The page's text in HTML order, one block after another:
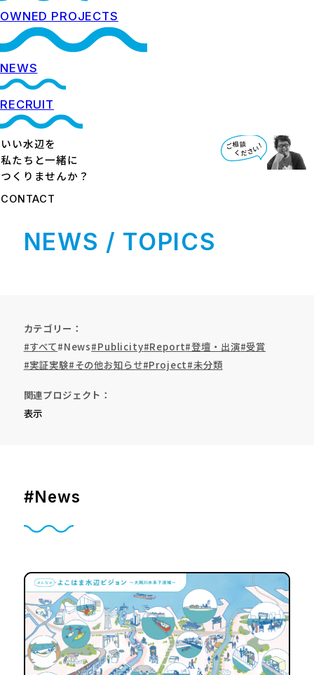
OWNED PROJECTS
NEWS
RECRUIT
いい水辺を
私たちと一緒に
つくりませんか？
CONTACT
NEWS / TOPICS
カテゴリー
#すべて#News#Publicity#Report#登壇・出演#受賞
#実証実験#その他お知らせ#Project#未分類
関連プロジェクト
表示
#News